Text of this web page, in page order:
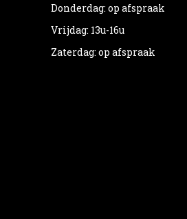
Donderdag: op afspraak
Vrijdag: 13u-16u
Zaterdag: op afspraak